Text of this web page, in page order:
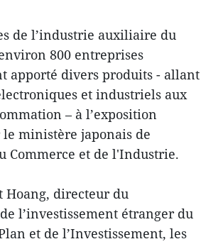
de l’industrie auxiliaire du
800 entreprises
apporté divers produits - allant
et industriels aux
– à l’exposition
le ministère japonais de
Commerce et de l'Industrie.
Hoang, directeur du
l’investissement étranger du
et de l’Investissement, les